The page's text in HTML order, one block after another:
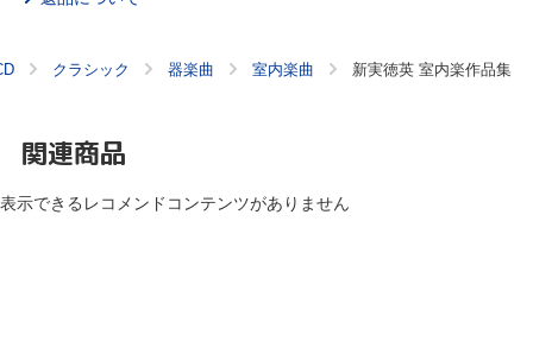
クラシック 器楽曲 室内楽曲 新実徳英 室内楽作品集
関連商品
表示できるレコメンドコンテンツがありません